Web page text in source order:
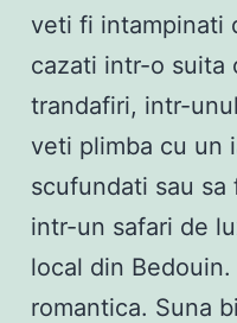
veti fi intampinati
cazati intr-o suita
trandafiri, intr-
veti plimba cu un
scufundati sau
intr-un safari de
local din
romantica. Suna